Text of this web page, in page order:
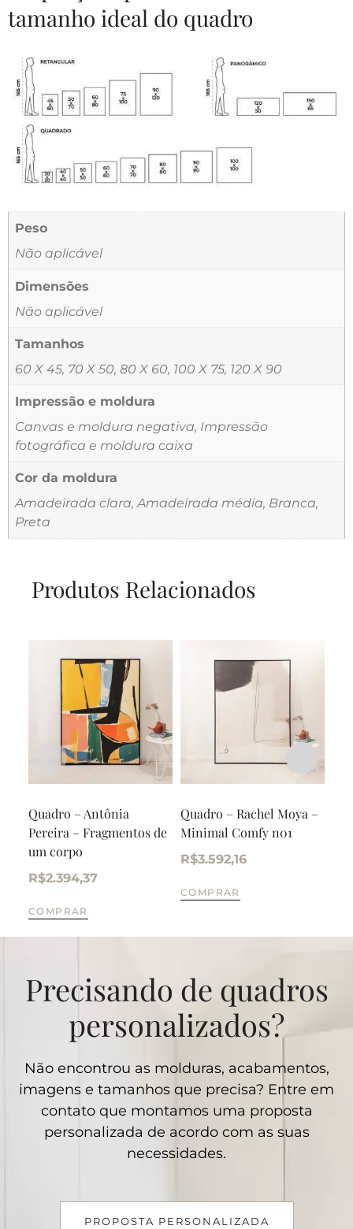
tamanho ideal do quadro
Peso
Não aplicável
Dimensões
Não aplicável
Tamanhos
60 X 45, 70 X 50, 80 X 60, 100 X 75, 120 X 90
Impressão e moldura
Canvas e moldura negativa, Impressão
fotográfica e moldura caixa
Cor da moldura
Amadeirada clara, Amadeirada média, Branca,
Preta
Produtos Relacionados
Quadro – Antônia
Pereira – Fragmentos de
um corpo
R$2.394,37
COMPRAR
Quadro – Rachel Moya –
Minimal Comfy n01
R$3.592,16
COMPRAR
Precisando de quadros
personalizados?
Não encontrou as molduras, acabamentos,
imagens e tamanhos que precisa? Entre em
contato que montamos uma proposta
personalizada de acordo com as suas
necessidades.
PROPOSTA PERSONALIZADA